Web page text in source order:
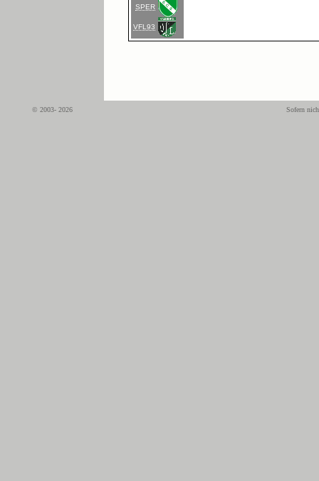
SPER
VFL93
© 2003- 2026 Sofern